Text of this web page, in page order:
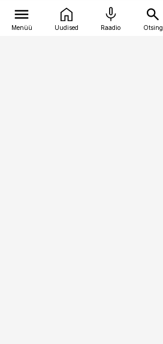
Menüü Uudised Raadio Otsing